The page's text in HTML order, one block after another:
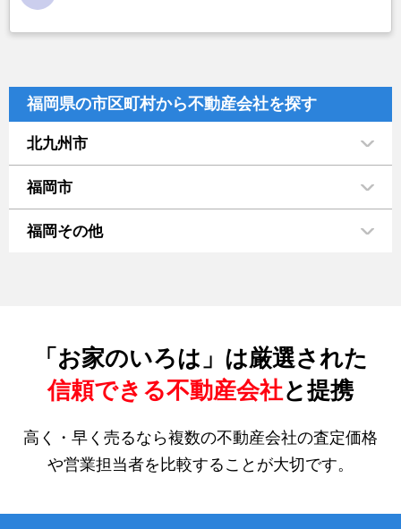
福岡県の市区町村から不動産会社を探す
北九州市
福岡市
福岡その他
「お家のいろは」は厳選された
信頼できる不動産会社と提携
高く・早く売るなら複数の不動産会社の査定価格
や営業担当者を比較することが大切です。